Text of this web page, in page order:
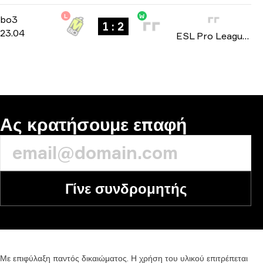
bo3 -bo3
23.04
L
1 : 2
W
ESL Pro League: Season 19 2024
Ας κρατήσουμε επαφή
Γίνε συνδρομητής
Με επιφύλαξη παντός δικαιώματος. Η χρήση του υλικού επιτρέπεται